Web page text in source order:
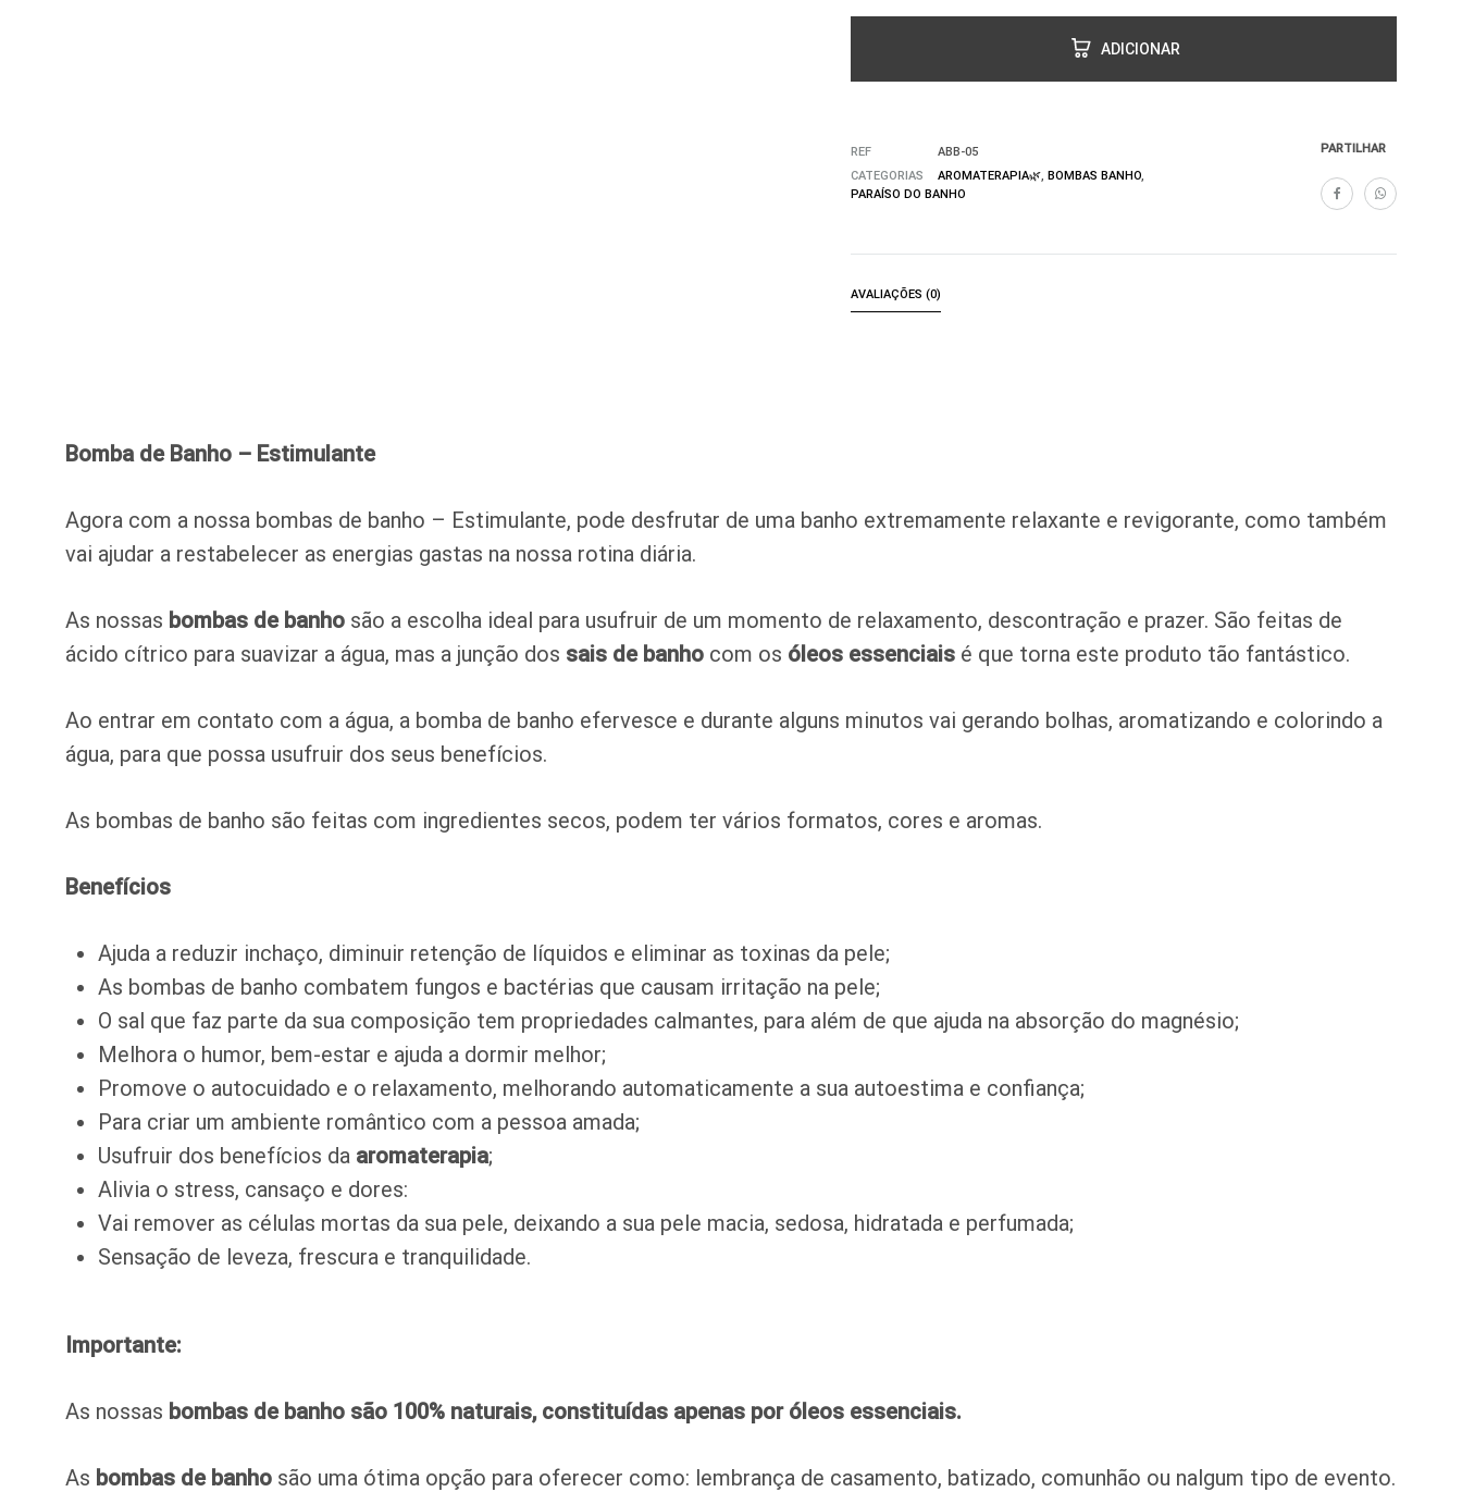
ADICIONAR
PARTILHAR
REF
ABB-05
CATEGORIAS
AROMATERAPIA🌿, BOMBAS BANHO,
PARAÍSO DO BANHO
AVALIAÇÕES (0)
Bomba de Banho – Estimulante
Agora com a nossa bombas de banho – Estimulante, pode desfrutar de uma banho extremamente relaxante e revigorante, como também
vai ajudar a restabelecer as energias gastas na nossa rotina diária.
As nossas bombas de banho são a escolha ideal para usufruir de um momento de relaxamento, descontração e prazer. São feitas de
ácido cítrico para suavizar a água, mas a junção dos sais de banho com os óleos essenciais é que torna este produto tão fantástico.
Ao entrar em contato com a água, a bomba de banho efervesce e durante alguns minutos vai gerando bolhas, aromatizando e colorindo a
água, para que possa usufruir dos seus benefícios.
As bombas de banho são feitas com ingredientes secos, podem ter vários formatos, cores e aromas.
Benefícios
Ajuda a reduzir inchaço, diminuir retenção de líquidos e eliminar as toxinas da pele;
As bombas de banho combatem fungos e bactérias que causam irritação na pele;
O sal que faz parte da sua composição tem propriedades calmantes, para além de que ajuda na absorção do magnésio;
Melhora o humor, bem-estar e ajuda a dormir melhor;
Promove o autocuidado e o relaxamento, melhorando automaticamente a sua autoestima e confiança;
Para criar um ambiente romântico com a pessoa amada;
Usufruir dos benefícios da aromaterapia;
Alivia o stress, cansaço e dores:
Vai remover as células mortas da sua pele, deixando a sua pele macia, sedosa, hidratada e perfumada;
Sensação de leveza, frescura e tranquilidade.
Importante:
As nossas bombas de banho são 100% naturais, constituídas apenas poróleos essenciais.
As bombas de banho são uma ótima opção para oferecer como: lembrança de casamento, batizado, comunhão ou nalgum tipo de evento.